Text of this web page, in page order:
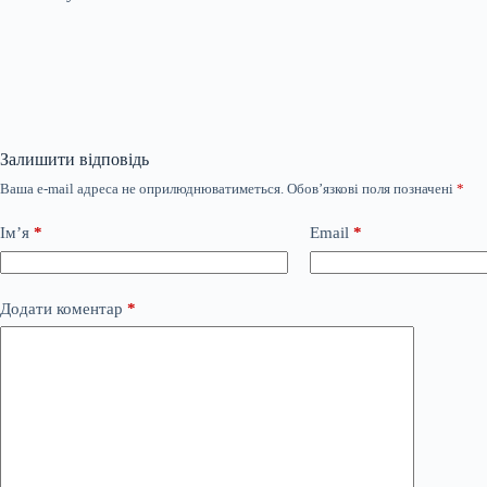
Залишити відповідь
Ваша e-mail адреса не оприлюднюватиметься. Обов’язкові поля позначені *
Ім’я * Email *
Додати коментар *